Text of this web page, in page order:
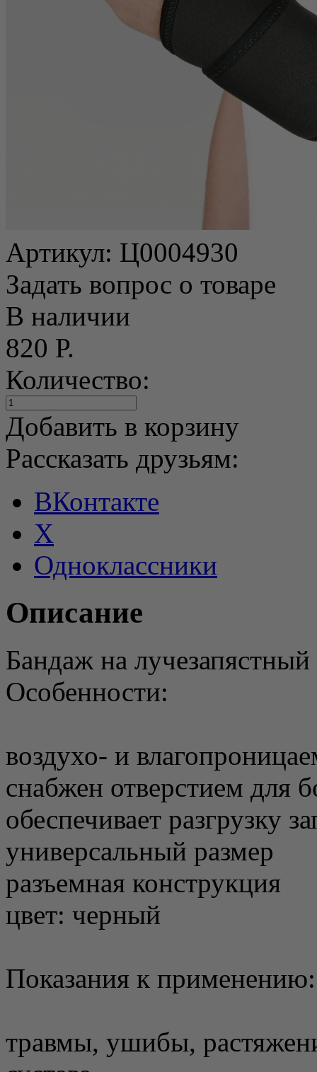
Артикул: Ц0004930
Задать вопрос о товаре
В наличии
820 Р.
Количество:
Добавить в корзину
Рассказать друзьям:
ВКонтакте
X
Одноклассники
Описание
Бандаж на
Особенности:
воздухо- и
снабжен отверстием для
обеспечивает разгрузку
универсальный размер
разъемная конструкция
цвет: черный
Показания к применению:
травмы, ушибы,